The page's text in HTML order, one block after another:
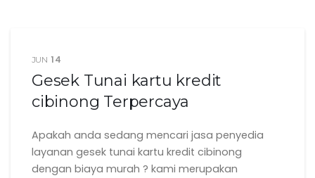
JUN 14
Gesek Tunai kartu kredit
cibinong Terpercaya
Apakah anda sedang mencari jasa penyedia
layanan gesek tunai kartu kredit cibinong
dengan biaya murah ? kami merupakan